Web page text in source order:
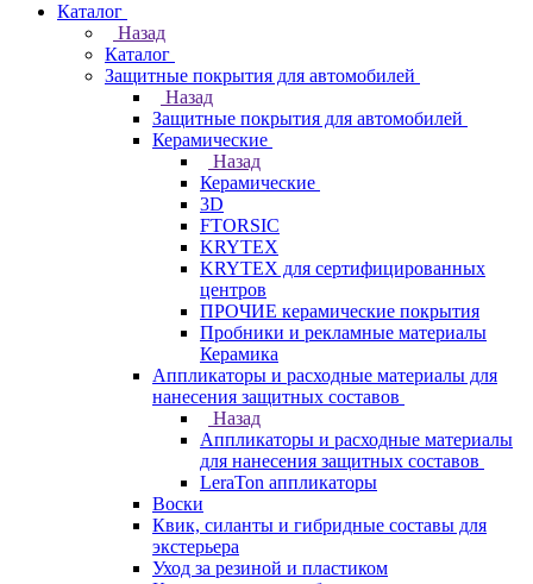
Каталог
Назад
Каталог
Защитные покрытия для автомобилей
Назад
Защитные покрытия для автомобилей
Керамические
Назад
Керамические
3D
FTORSIC
KRYTEX
KRYTEX для сертифицированных
центров
ПРОЧИЕ керамические покрытия
Пробники и рекламные материалы
Керамика
Аппликаторы и расходные материалы для
нанесения защитных составов
Назад
Аппликаторы и расходные материалы
для нанесения защитных составов
LeraTon аппликаторы
Воски
Квик, силанты и гибридные составы для
экстерьера
Уход за резиной и пластиком